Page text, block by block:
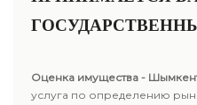
Оценка имущества -
услуга по определению